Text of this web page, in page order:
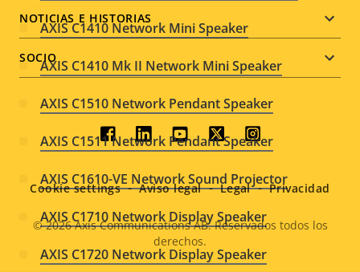
AXIS C1410 Network Mini Speaker
AXIS C1410 Mk II Network Mini Speaker
AXIS C1510 Network Pendant Speaker
AXIS C1511 Network Pendant Speaker
AXIS C1610-VE Network Sound Projector
AXIS C1710 Network Display Speaker
AXIS C1720 Network Display Speaker
NOTICIAS E HISTORIAS
SOCIO
Social
menu
Legal
© 2026Axis Communications AB. Reservados todos los
derechos.
Cookie settings Aviso legal Legal Privacidad